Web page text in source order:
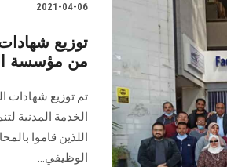
2021-04-06
توزيع شهادات
من مؤسسة
تم توزيع شهادات
الخدمة المدنية
اللذين قاموا
الوظيفي...